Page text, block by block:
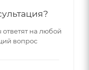
на любой
вопрос